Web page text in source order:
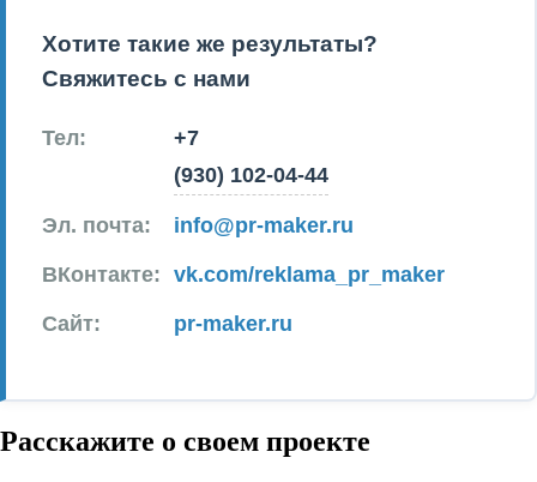
Хотите такие же результаты?
Свяжитесь с нами
Тел:
+7
(930) 102-04-44
Эл. почта: info@pr-maker.ru
ВКонтакте: vk.com/reklama_pr_maker
Сайт: pr-maker.ru
Расскажите о своем проекте